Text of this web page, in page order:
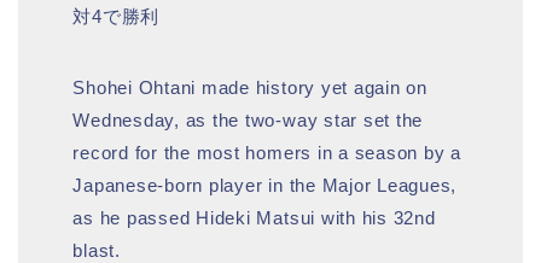
対4で勝利
Shohei Ohtani made history yet again on
Wednesday, as the two-way star set the
record for the most homers in a season by a
Japanese-born player in the Major Leagues,
as he passed Hideki Matsui with his 32nd
blast.